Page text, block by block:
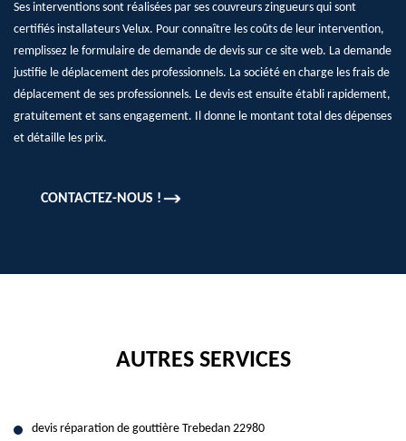
Ses interventions sont réalisées par ses couvreurs zingueurs qui sont
certifiés installateurs Velux. Pour connaître les coûts de leur intervention,
remplissez le formulaire de demande de devis sur ce site web. La demande
justifie le déplacement des professionnels. La société en charge les frais de
déplacement de ses professionnels. Le devis est ensuite établi rapidement,
gratuitement et sans engagement. Il donne le montant total des dépenses
et détaille les prix.
CONTACTEZ-NOUS !
AUTRES SERVICES
devis réparation de gouttière Trebedan 22980